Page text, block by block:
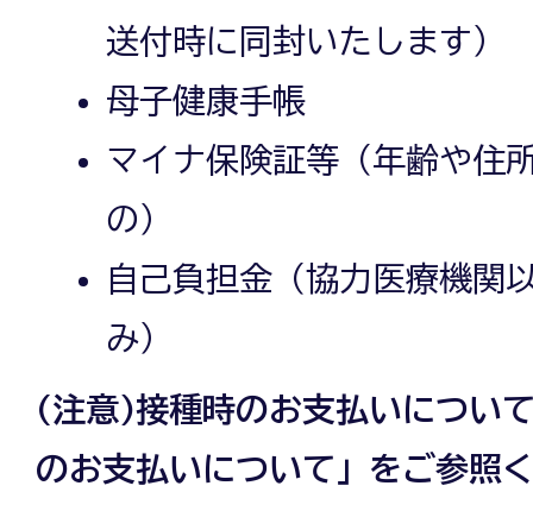
送付時に同封いたします）
母子健康手帳
マイナ保険証等（年齢や住
の）
自己負担金（協力医療機関
み）
(注意)接種時のお支払いについ
のお支払いについて」をご参照